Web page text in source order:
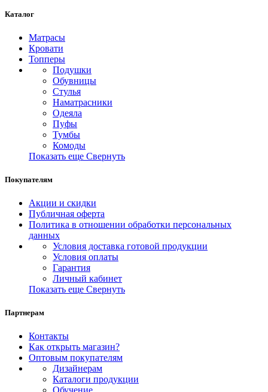
Каталог
Матрасы
Кровати
Топперы
Подушки
Обувницы
Стулья
Наматрасники
Одеяла
Пуфы
Тумбы
Комоды
Показать еще Свернуть
Покупателям
Акции и скидки
Публичная оферта
Политика в отношении обработки персональных
данных
Условия доставка готовой продукции
Условия оплаты
Гарантия
Личный кабинет
Показать еще Свернуть
Партнерам
Контакты
Как открыть магазин?
Оптовым покупателям
Дизайнерам
Каталоги продукции